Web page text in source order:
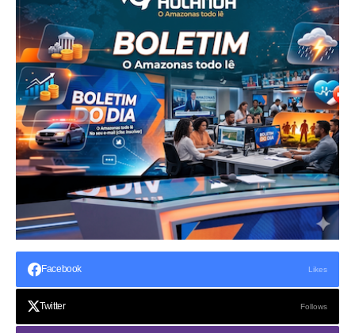
Facebook Likes
Twitter Follows